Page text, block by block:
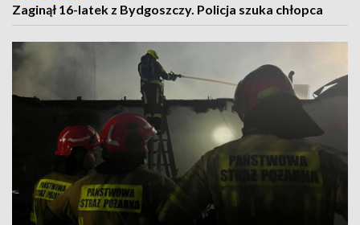
Zaginął 16-latek z Bydgoszczy. Policja szuka chłopca